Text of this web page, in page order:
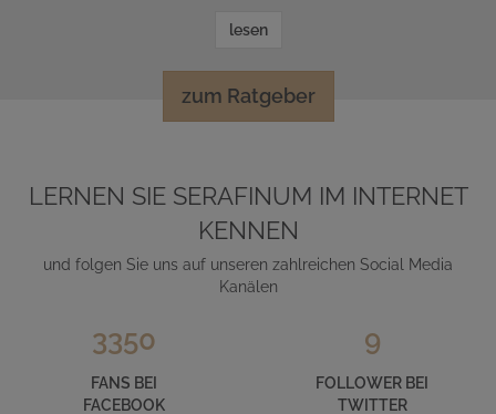
lesen
zum Ratgeber
LERNEN SIE SERAFINUM IM INTERNET
KENNEN
und folgen Sie uns auf unseren zahlreichen Social Media
Kanälen
3350
FANS BEI
FACEBOOK
9
FOLLOWER BEI
TWITTER